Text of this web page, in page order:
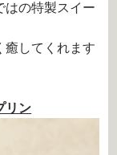
はの特製スイー
癒してくれます
リン